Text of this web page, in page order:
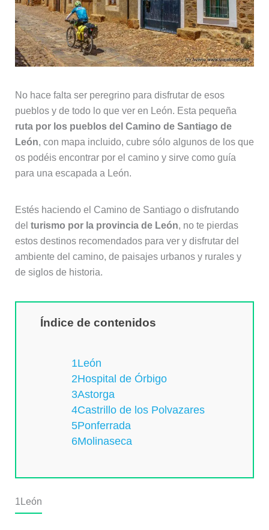
No hace falta ser peregrino para disfrutar de esos
pueblos y de todo lo que ver en León. Esta pequeña
ruta por los pueblos del Camino de Santiago de
León, con mapa incluido, cubre sólo algunos de los que
os podéis encontrar por el camino y sirve como guía
para una escapada a León.
Estés haciendo el Camino de Santiago o disfrutando
del turismo por la provincia de León, no te pierdas
estos destinos recomendados para ver y disfrutar del
ambiente del camino, de paisajes urbanos y rurales y
de siglos de historia.
Índice de contenidos
1León
2Hospital de Órbigo
3Astorga
4Castrillo de los Polvazares
5Ponferrada
6Molinaseca
1 León